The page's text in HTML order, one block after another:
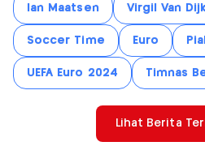
Ian Maatsen Virgil Van
Soccer Time Euro
UEFA Euro 2024 Timnas
Lihat Berita